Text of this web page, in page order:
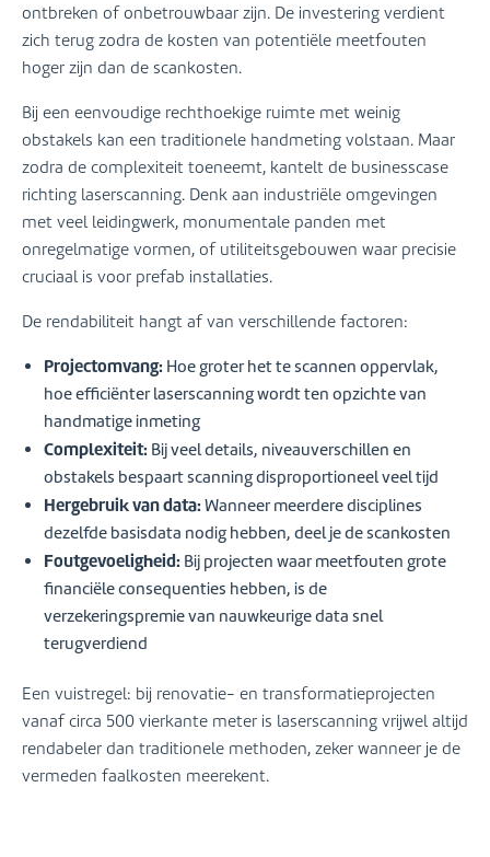
ontbreken of onbetrouwbaar zijn. De investering verdient
zich terug zodra de kosten van potentiële meetfouten
hoger zijn dan de scankosten.
Bij een eenvoudige rechthoekige ruimte met weinig
obstakels kan een traditionele handmeting volstaan. Maar
zodra de complexiteit toeneemt, kantelt de businesscase
richting laserscanning. Denk aan industriële omgevingen
met veel leidingwerk, monumentale panden met
onregelmatige vormen, of utiliteitsgebouwen waar precisie
cruciaal is voor prefab installaties.
De rendabiliteit hangt af van verschillende factoren:
Projectomvang: Hoe groter het te scannen oppervlak,
hoe efficiënter laserscanning wordt ten opzichte van
handmatige inmeting
Complexiteit: Bij veel details, niveauverschillen en
obstakels bespaart scanning disproportioneel veel tijd
Hergebruik van data: Wanneer meerdere disciplines
dezelfde basisdata nodig hebben, deel je de scankosten
Foutgevoeligheid: Bij projecten waar meetfouten grote
financiële consequenties hebben, is de
verzekeringspremie van nauwkeurige data snel
terugverdiend
Een vuistregel: bij renovatie- en transformatieprojecten
vanaf circa 500 vierkante meter is laserscanning vrijwel altijd
rendabeler dan traditionele methoden, zeker wanneer je de
vermeden faalkosten meerekent.